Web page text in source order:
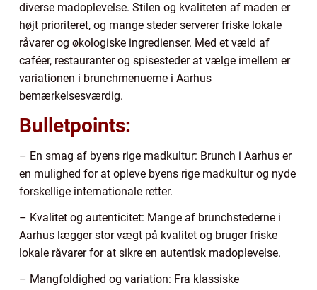
diverse madoplevelse. Stilen og kvaliteten af maden er
højt prioriteret, og mange steder serverer friske lokale
råvarer og økologiske ingredienser. Med et væld af
caféer, restauranter og spisesteder at vælge imellem er
variationen i brunchmenuerne i Aarhus
bemærkelsesværdig.
Bulletpoints:
– En smag af byens rige madkultur: Brunch i Aarhus er
en mulighed for at opleve byens rige madkultur og nyde
forskellige internationale retter.
– Kvalitet og autenticitet: Mange af brunchstederne i
Aarhus lægger stor vægt på kvalitet og bruger friske
lokale råvarer for at sikre en autentisk madoplevelse.
– Mangfoldighed og variation: Fra klassiske